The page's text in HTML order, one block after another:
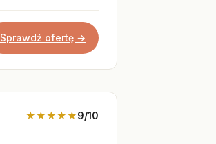
Sprawdź ofertę →
★★★★★9/10